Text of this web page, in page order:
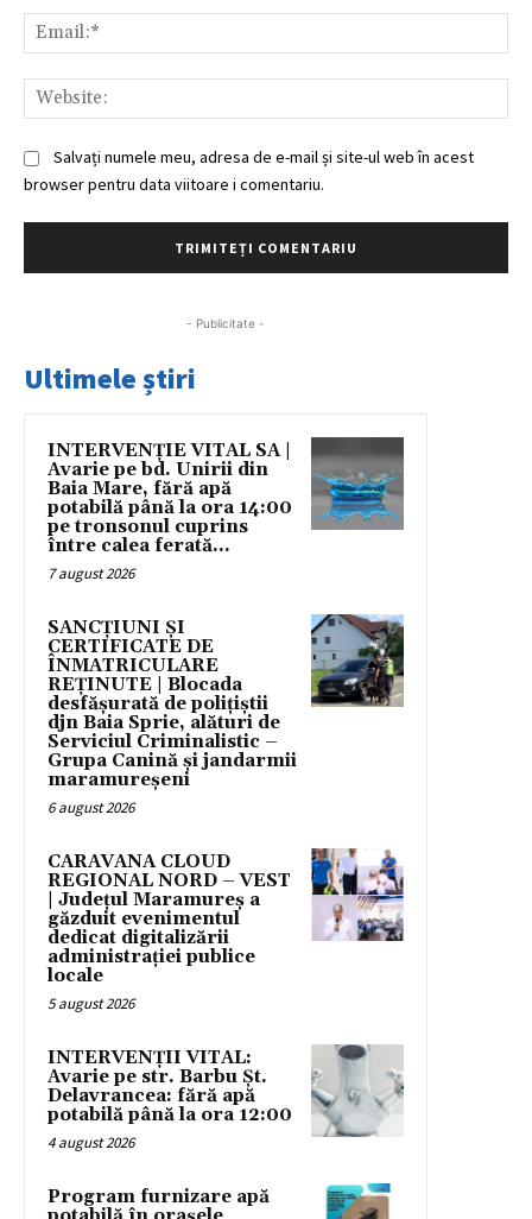
Salvați numele meu, adresa de e-mail și site-ul web în acest
browser pentru data viitoare i comentariu.
- Publicitate -
Ultimele știri
INTERVENȚIE VITAL SA |
Avarie pe bd. Unirii din
Baia Mare, fără apă
potabilă până la ora 14:00
pe tronsonul cuprins
între calea ferată...
7 august 2026
SANCȚIUNI ȘI
CERTIFICATE DE
ÎNMATRICULARE
REȚINUTE | Blocada
desfășurată de polițiștii
djn Baia Sprie, alături de
Serviciul Criminalistic –
Grupa Canină și jandarmii
maramureșeni
6 august 2026
CARAVANA CLOUD
REGIONAL NORD – VEST
| Județul Maramureș a
găzduit evenimentul
dedicat digitalizării
administrației publice
locale
5 august 2026
INTERVENȚII VITAL:
Avarie pe str. Barbu Șt.
Delavrancea: fără apă
potabilă până la ora 12:00
4 august 2026
Program furnizare apă